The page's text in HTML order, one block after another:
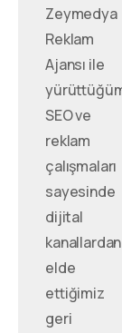
Zeymedya
Reklam
Ajansı ile
SEO ve
reklam
çalışmaları
sayesinde
dijital
kanallardan
elde
ettiğimiz
geri